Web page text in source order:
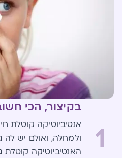
בקיצור, הכי
1
אנטיביוטיקה קוטלת
ולמחלה, ואולם יש לה
האנטיביוטיקה